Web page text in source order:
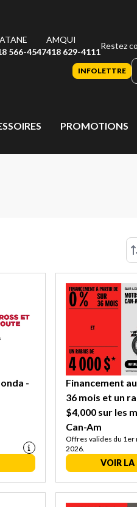
566-4547
AMQUI
418 629-4111
Restez
INFOLETTRE
PROMOTIONS
-
Financement
36 mois et un
$4,000 sur les
Can-Am
Offres valides du 1er
2026.
VOIR